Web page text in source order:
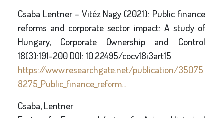
Csaba Lentner – Vitéz Nagy (2021): Public finance
reforms and corporate sector impact: A study of
Hungary, Corporate Ownership and Control
18(3):191-200 DOI: 10.22495/cocv18i3art15
https://www.researchgate.net/publication/35075
8275_Public_finance_reform...
Csaba, Lentner